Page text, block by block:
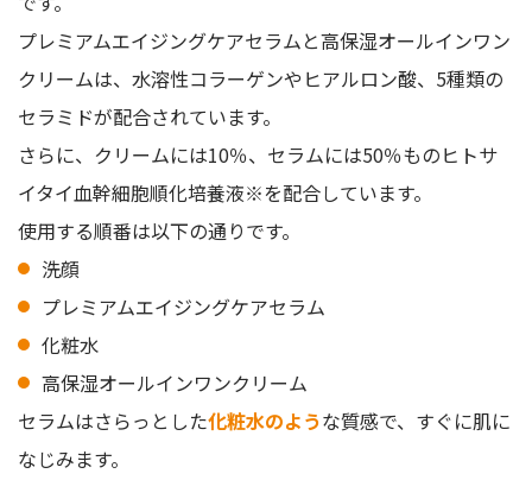
プレミアムエイジングケアセラムと高保湿オールインワン
クリームは、水溶性コラーゲンやヒアルロン酸、5種類の
セラミドが配合されています。
さらに、クリームには10％、セラムには50％ものヒトサ
イタイ血幹細胞順化培養液※を配合しています。
使用する順番は以下の通りです。
洗顔
プレミアムエイジングケアセラム
化粧水
高保湿オールインワンクリーム
セラムはさらっとした化粧水のような質感で、すぐに肌に
なじみます。